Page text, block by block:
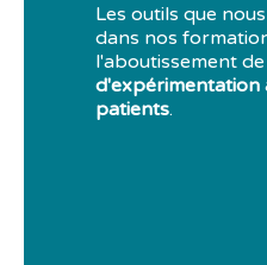
Les outils que
dans nos
l'aboutissement de
d'expérimentation
patients.